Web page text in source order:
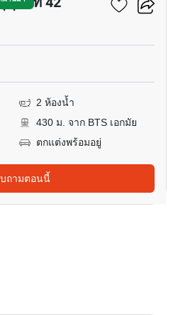
2 ห้องน้ำ
430 ม. จาก BTS เอกมัย
ตกแต่งพร้อมอยู่
ถามตอนนี้